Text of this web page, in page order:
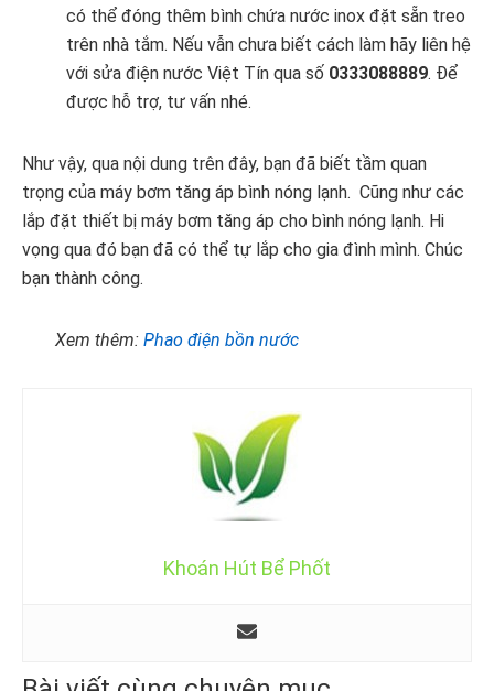
có thể đóng thêm bình chứa nước inox đặt sẵn treo
trên nhà tắm. Nếu vẫn chưa biết cách làm hãy liên hệ
với sửa điện nước Việt Tín qua số 0333088889. Để
được hỗ trợ, tư vấn nhé.
Như vậy, qua nội dung trên đây, bạn đã biết tầm quan
trọng của máy bơm tăng áp bình nóng lạnh. Cũng như các
lắp đặt thiết bị máy bơm tăng áp cho bình nóng lạnh. Hi
vọng qua đó bạn đã có thể tự lắp cho gia đình mình. Chúc
bạn thành công.
Xem thêm: Phao điện bồn nước
Khoán Hút Bể Phốt